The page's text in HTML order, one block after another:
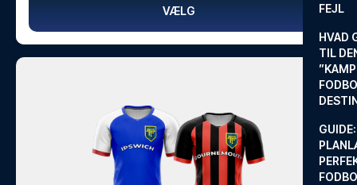
FEJL
HVAD
TIL
VÆLG